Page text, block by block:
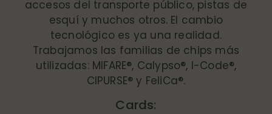
accesos del transporte público, pistas de
esquí y muchos otros. El cambio
tecnológico es ya una realidad.
Trabajamos las familias de chips más
utilizadas: MIFARE®, Calypso®, I-Code®,
CIPURSE® y FeliCa®.
Cards: